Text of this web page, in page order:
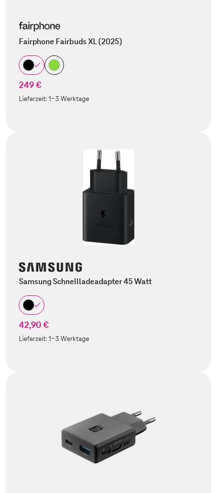
Fairphone Fairbuds XL (2025)
249 €
Lieferzeit:1-3 Werktage
Samsung Schnellladeadapter 45 Watt
42,90 €
Lieferzeit:1-3 Werktage